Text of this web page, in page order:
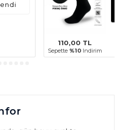
110,00 TL
Sepette %10Indirim